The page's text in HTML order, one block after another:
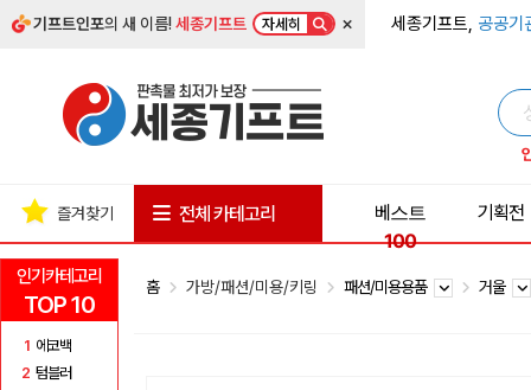
기프트인포의 새 이름!세종기프트 자세히 × 세종기프트, 공공기
인기카테고리
TOP 10
1 에코백
2 텀블러
즐겨찾기 전체 카테고리
베스트
100
기획전
홈 가방/패션/미용/키링 패션/미용용품 거울